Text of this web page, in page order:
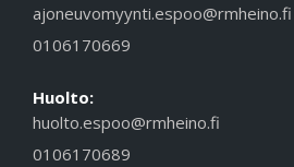
ajoneuvomyynti.espoo@rmheino.fi
0106170669
Huolto:
huolto.espoo@rmheino.fi
0106170689